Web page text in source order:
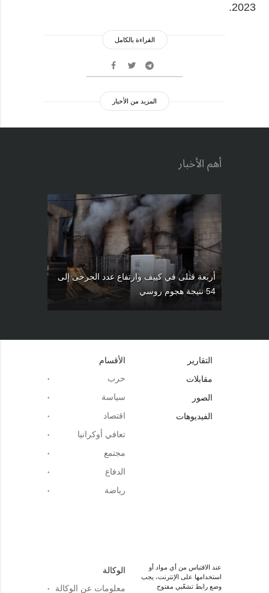
2023.
القراءة بالكامل
المزيد من الأخبار
أهم الأخبار
أربعة قتلى في كييف وارتفاع عدد الجرحى إلى
54 نتيجة هجوم روسي
الأقسام
حرب
سياسة
اقتصاد
تعافي أوكرانيا
مجتمع
الدفاع
رياضة
الوكالة
معلومات عن الوكالة
التقارير
مقابلات
الصور
الفيديوهات
عند الاقتباس من أي مواد أو
استخدامها على الإنترنت، يجب
وضع رابط تشعّبي مفتوح